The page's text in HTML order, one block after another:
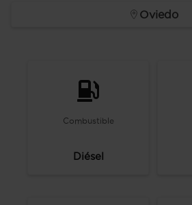
Oviedo
Combustible
Diésel